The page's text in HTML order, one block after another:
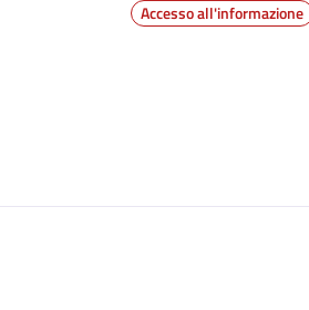
Accesso all'informazione